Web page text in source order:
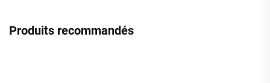
Produits recommandés